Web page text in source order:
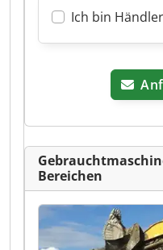
Ich bin Händler
Bereichen